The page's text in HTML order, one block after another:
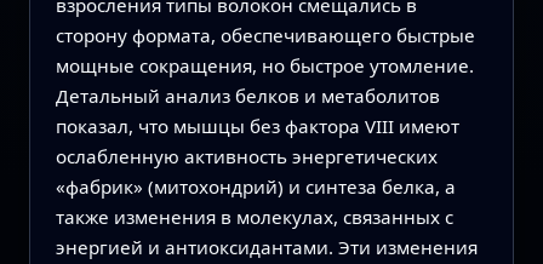
взросления типы волокон смещались в
сторону формата, обеспечивающего быстрые
мощные сокращения, но быстрое утомление.
Детальный анализ белков и метаболитов
показал, что мышцы без фактора VIII имеют
ослабленную активность энергетических
«фабрик» (митохондрий) и синтеза белка, а
также изменения в молекулах, связанных с
энергией и антиоксидантами. Эти изменения